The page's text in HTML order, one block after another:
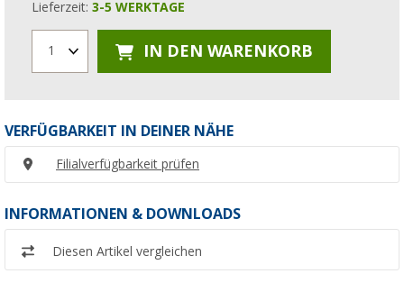
Lieferzeit: 3-5 WERKTAGE
1 IN DEN WARENKORB
VERFÜGBARKEIT IN DEINER NÄHE
Filialverfügbarkeit prüfen
INFORMATIONEN & DOWNLOADS
Diesen Artikel vergleichen